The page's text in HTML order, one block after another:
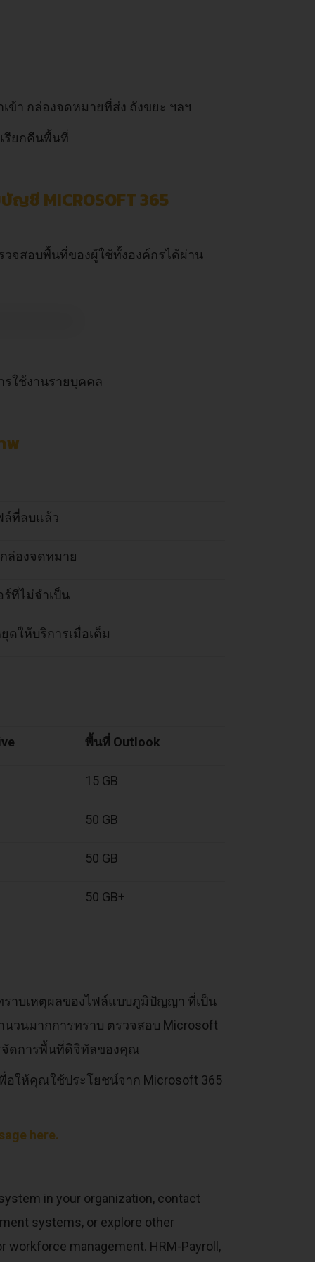
า กล่องจดหมายที่ส่ง ถังขยะ ฯลฯ
รียกคืนพื้นที่
บัญชี MICROSOFT 365
วจสอบพื้นที่ของผู้ใช้ทั้งองค์กรได้ผ่าน
รใช้งานรายบุคคล
พ
ล์ที่ลบแล้ว
ล่องจดหมาย
ที่ไม่จำเป็น
ให้บริการเมื่อเต็ม
พื้นที่ Outlook
15 GB
50 GB
50 GB
50 GB+
าบเหตุผลของไฟล์แบบภูมิปัญญา ที่เป็น
วนมากการทราบ ตรวจสอบ Microsoft
รจัดการพื้นที่ดิจิทัลของคุณ
อให้คุณใช้ประโยชน์จาก Microsoft 365
here.
in your organization, contact
systems, or explore other
workforce management. HRM-Payroll,